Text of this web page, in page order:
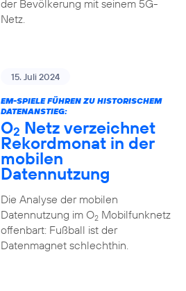
der Bevölkerung mit seinem 5G-
Netz.
15. Juli 2024
EM-SPIELE FÜHREN ZU HISTORISCHEM
DATENANSTIEG:
O2 Netz verzeichnet
Rekordmonat in der
mobilen
Datennutzung
Die Analyse der mobilen
Datennutzung im O2Mobilfunknetz
offenbart: Fußball ist der
Datenmagnet schlechthin.